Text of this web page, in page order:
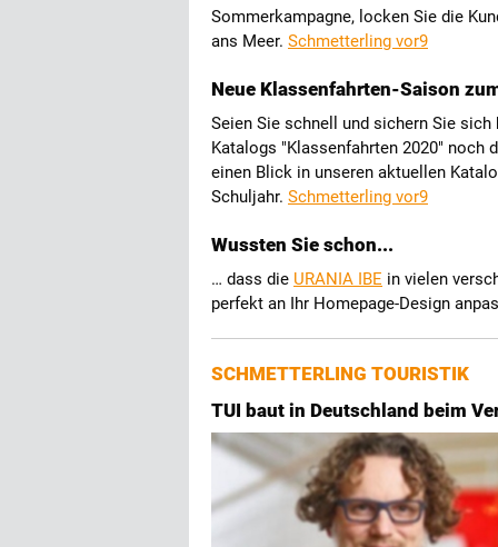
Sommerkampagne, locken Sie die
ans Meer. Schmetterling vor9
Neue Klassenfahrten-Saison
Seien Sie schnell und sichern Sie
Katalogs "Klassenfahrten 2020" noch
einen Blick in unseren aktuellen
Schuljahr. Schmetterling vor9
Wussten Sie schon...
… dass die URANIA IBE in vielen
perfekt an Ihr Homepage-Design
SCHMETTERLING TOURISTIK
TUI baut in Deutschland beim